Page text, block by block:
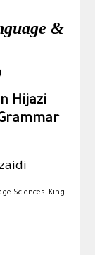
&
Hijazi
Sciences, King